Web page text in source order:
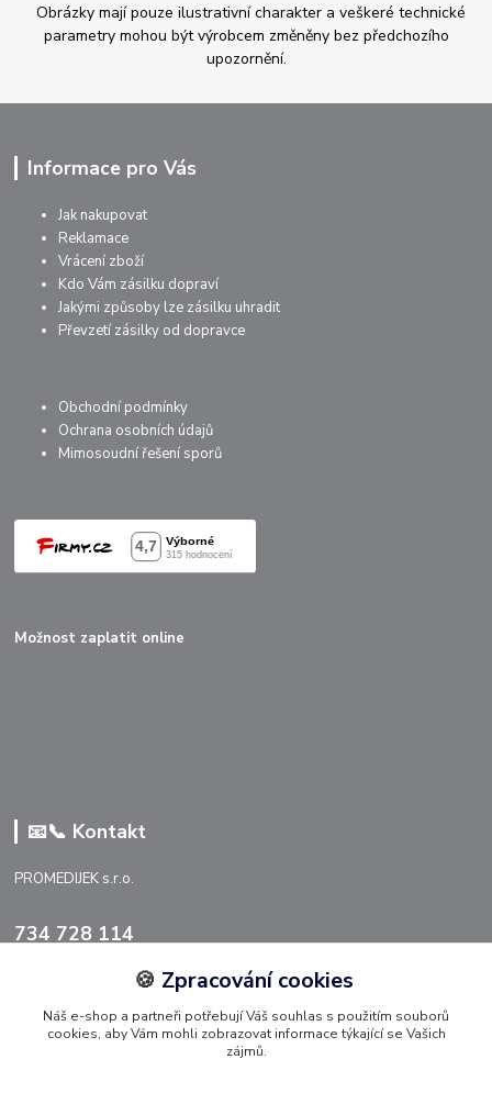
Obrázky mají pouze ilustrativní charakter a veškeré technické
parametry mohou být výrobcem změněny bez předchozího
upozornění.
Informace pro Vás
Jak nakupovat
Reklamace
Vrácení zboží
Kdo Vám zásilku dopraví
Jakými způsoby lze zásilku uhradit
Převzetí zásilky od dopravce
Obchodní podmínky
Ochrana osobních údajů
Mimosoudní řešení sporů
Možnost zaplatit online
📧📞 Kontakt
PROMEDIJEK s.r.o.
734 728 114
info@promedijek.cz
🍪 Zpracování cookies
Náš e-shop a partneři potřebují Váš souhlas s použitím souborů
cookies, aby Vám mohli zobrazovat informace týkající se Vašich
zájmů.